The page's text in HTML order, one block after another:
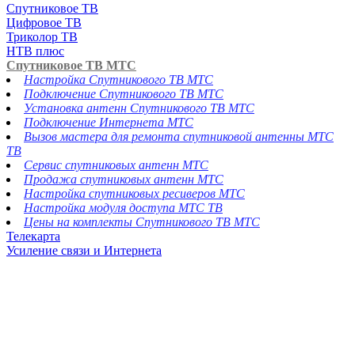
Спутниковое ТВ
Цифровое ТВ
Триколор ТВ
НТВ плюс
Спутниковое ТВ МТС
Настройка Спутникового ТВ МТС
Подключение Спутникового ТВ МТС
Установка антенн Спутникового ТВ МТС
Подключение Интернета МТС
Вызов мастера для ремонта спутниковой антенны МТС
ТВ
Сервис спутниковых антенн МТС
Продажа спутниковых антенн МТС
Настройка спутниковых ресиверов МТС
Настройка модуля доступа МТС ТВ
Цены на комплекты Спутникового ТВ МТС
Телекарта
Усиление связи и Интернета